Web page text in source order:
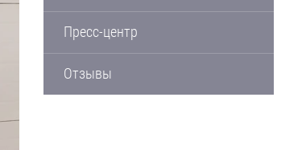
Пресс-центр
Отзывы